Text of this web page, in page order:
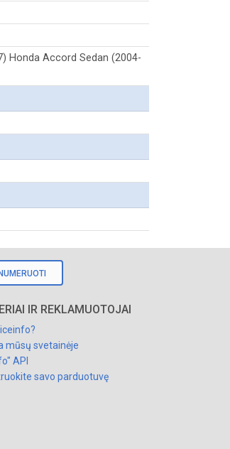
Honda Accord Sedan (2004-
IR REKLAMUOTOJAI
mūsų svetainėje
API
savo parduotuvę